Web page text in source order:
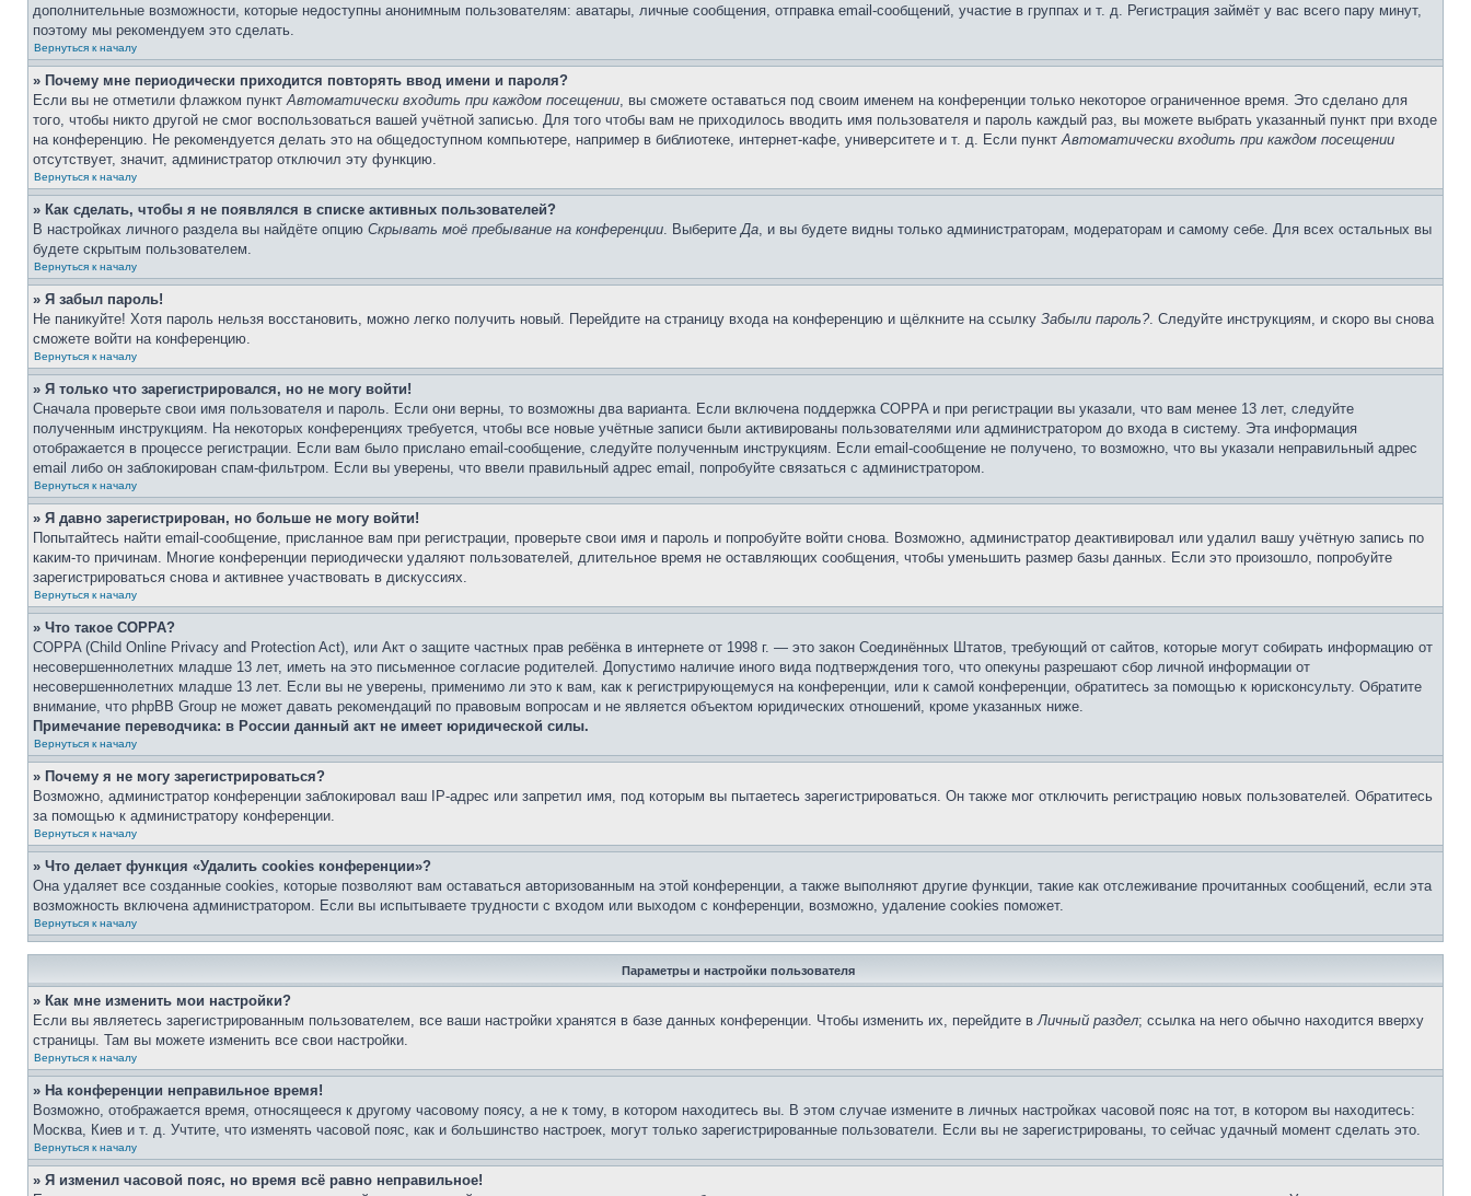
дополнительные возможности, которые недоступны анонимным пользователям: аватары, личные сообщения, отправка email-сообщений, участие в группах и т. д. Регистрация займёт у вас всего пару минут,
поэтому мы рекомендуем это сделать.
Вернуться к началу
» Почему мне периодически приходится повторять ввод имени и пароля?
Если вы не отметили флажком пунктАвтоматически входить при каждом посещении, вы сможете оставаться под своим именем на конференции только некоторое ограниченное время. Это сделано для
того, чтобы никто другой не смог воспользоваться вашей учётной записью. Для того чтобы вам не приходилось вводить имя пользователя и пароль каждый раз, вы можете выбрать указанный пункт при входе
на конференцию. Не рекомендуется делать это на общедоступном компьютере, например в библиотеке, интернет-кафе, университете и т. д. Если пунктАвтоматически входить при каждом посещении
отсутствует, значит, администратор отключил эту функцию.
Вернуться к началу
» Как сделать, чтобы я не появлялся в списке активных пользователей?
В настройках личного раздела вы найдёте опцию Скрывать моё пребывание на конференции. ВыберитеДа, и вы будете видны только администраторам, модераторам и самому себе. Для всех остальных вы
будете скрытым пользователем.
Вернуться к началу
» Я забыл пароль!
Не паникуйте! Хотя пароль нельзя восстановить, можно легко получить новый. Перейдите на страницу входа на конференцию и щёлкните на ссылку Забыли пароль?. Следуйте инструкциям, и скоро вы снова
сможете войти на конференцию.
Вернуться к началу
» Я только что зарегистрировался, но не могу войти!
Сначала проверьте свои имя пользователя и пароль. Если они верны, то возможны два варианта. Если включена поддержка COPPA и при регистрации вы указали, что вам менее 13 лет, следуйте
полученным инструкциям. На некоторых конференциях требуется, чтобы все новые учётные записи были активированы пользователями или администратором до входа в систему. Эта информация
отображается в процессе регистрации. Если вам было прислано email-сообщение, следуйте полученным инструкциям. Если email-сообщение не получено, то возможно, что вы указали неправильный адрес
email либо он заблокирован спам-фильтром. Если вы уверены, что ввели правильный адрес email, попробуйте связаться с администратором.
Вернуться к началу
» Я давно зарегистрирован, но больше не могу войти!
Попытайтесь найти email-сообщение, присланное вам при регистрации, проверьте свои имя и пароль и попробуйте войти снова. Возможно, администратор деактивировал или удалил вашу учётную запись по
каким-то причинам. Многие конференции периодически удаляют пользователей, длительное время не оставляющих сообщения, чтобы уменьшить размер базы данных. Если это произошло, попробуйте
зарегистрироваться снова и активнее участвовать в дискуссиях.
Вернуться к началу
» Что такое COPPA?
COPPA (Child Online Privacy and Protection Act), или Акт о защите частных прав ребёнка в интернете от 1998 г. — это закон Соединённых Штатов, требующий от сайтов, которые могут собирать информацию от
несовершеннолетних младше 13 лет, иметь на это письменное согласие родителей. Допустимо наличие иного вида подтверждения того, что опекуны разрешают сбор личной информации от
несовершеннолетних младше 13 лет. Если вы не уверены, применимо ли это к вам, как к регистрирующемуся на конференции, или к самой конференции, обратитесь за помощью к юрисконсульту. Обратите
внимание, что phpBB Group не может давать рекомендаций по правовым вопросам и не является объектом юридических отношений, кроме указанных ниже.
Примечание переводчика: в России данный акт не имеет юридической силы.
Вернуться к началу
» Почему я не могу зарегистрироваться?
Возможно, администратор конференции заблокировал ваш IP-адрес или запретил имя, под которым вы пытаетесь зарегистрироваться. Он также мог отключить регистрацию новых пользователей. Обратитесь
за помощью к администратору конференции.
Вернуться к началу
» Что делает функция «Удалить cookies конференции»?
Она удаляет все созданные cookies, которые позволяют вам оставаться авторизованным на этой конференции, а также выполняют другие функции, такие как отслеживание прочитанных сообщений, если эта
возможность включена администратором. Если вы испытываете трудности с входом или выходом с конференции, возможно, удаление cookies поможет.
Вернуться к началу
Параметры и настройки пользователя
» Как мне изменить мои настройки?
Если вы являетесь зарегистрированным пользователем, все ваши настройки хранятся в базе данных конференции. Чтобы изменить их, перейдите вЛичный раздел; ссылка на него обычно находится вверху
страницы. Там вы можете изменить все свои настройки.
Вернуться к началу
» На конференции неправильное время!
Возможно, отображается время, относящееся к другому часовому поясу, а не к тому, в котором находитесь вы. В этом случае измените в личных настройках часовой пояс на тот, в котором вы находитесь:
Москва, Киев и т. д. Учтите, что изменять часовой пояс, как и большинство настроек, могут только зарегистрированные пользователи. Если вы не зарегистрированы, то сейчас удачный момент сделать это.
Вернуться к началу
» Я изменил часовой пояс, но время всё равно неправильное!